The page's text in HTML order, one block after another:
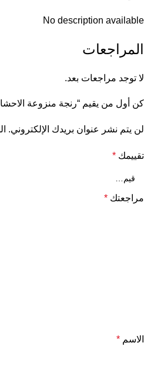
No description available
المراجعات
لا توجد مراجعات بعد.
كن أول من يقيم “رنجة منزوعة
لن يتم نشر عنوان بريدك الإلكتروني.
تقييمك *
مراجعتك *
الاسم *